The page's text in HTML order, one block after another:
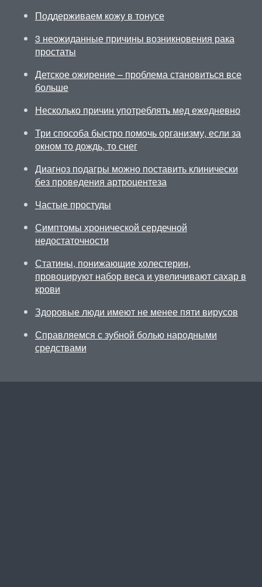
Поддерживаем кожу в тонусе
3 неожиданные причины возникновения рака
простаты
Детское ожирение – проблема становиться все
больше
Несколько причин употреблять мед ежедневно
Три способа быстро помочь организму, если за
окном то дождь, то снег
Диагноз подагры можно поставить клинически
без проведения артроцентеза
Частые простуды
Симптомы хронической сердечной
недостаточности
Статины, понижающие холестерин,
провоцируют набор веса и увеличивают сахар в
крови
Здоровые люди имеют не менее пяти вирусов
Справляемся с зубной болью народными
средствами